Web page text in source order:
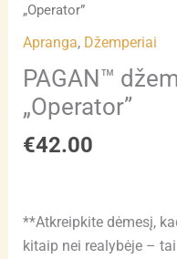
„Operator”
Apranga, Džemperiai
PAGAN™
„Operator”
€42.00
**Atkreipkite dėmesį,
kitaip nei realybėje –